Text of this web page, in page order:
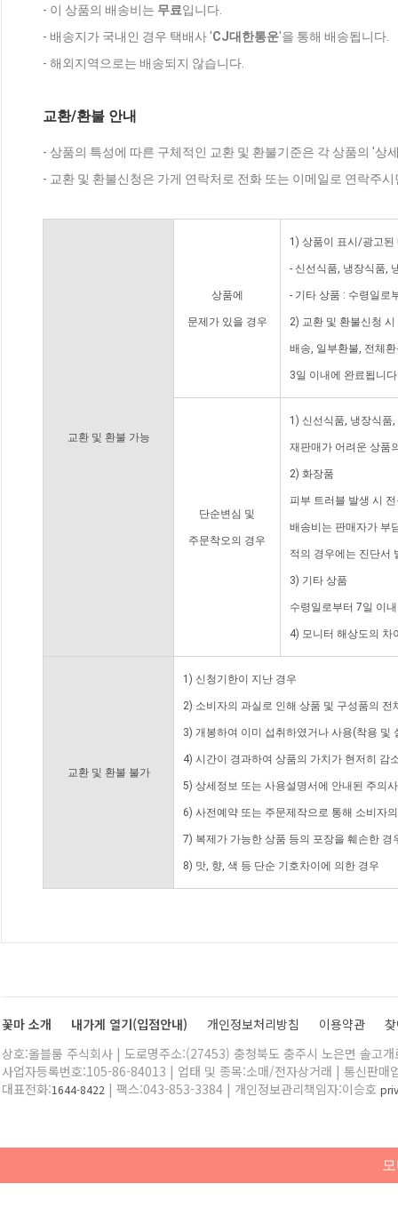
- 이 상품의 배송비는 무료입니다.
- 배송지가 국내인 경우 택배사 'CJ대한통운'을 통해 배송됩니다.
- 해외지역으로는 배송되지 않습니다.
교환/환불 안내
- 상품의 특성에 따른 구체적인 교환 및 환불기준은 각 상품의 '상
- 교환 및 환불신청은 가게 연락처로 전화 또는 이메일로 연락주
교환 및 환불 가능
상품에
문제가 있을 경우
1) 상품이 표시/광고된
- 신선식품, 냉장식품,
- 기타 상품 : 수령일로
2) 교환 및 환불신청
배송, 일부환불, 전체
3일 이내에 완료됩니
단순변심 및
주문착오의 경우
1) 신선식품, 냉장식품
재판매가 어려운 상품
2) 화장품
피부 트러블 발생 시
배송비는 판매자가 부
적의 경우에는 진단서
3) 기타 상품
수령일로부터 7일 이
4) 모니터 해상도의 차
교환 및 환불 불가
1) 신청기한이 지난 경우
2) 소비자의 과실로 인해 상품 및 구성품의
3) 개봉하여 이미 섭취하였거나 사용(착용 및
4) 시간이 경과하여 상품의 가치가 현저히 감
5) 상세정보 또는 사용설명서에 안내된 주의
6) 사전예약 또는 주문제작으로 통해 소비자
7) 복제가 가능한 상품 등의 포장을 훼손한 경
8) 맛, 향, 색 등 단순 기호차이에 의한 경우
꽃마 소개 내가게 열기(입점안내) 개인정보처리방침 이용약관
상호:올블룸 주식회사 | 도로명주소:(27453) 충청북도 충주시 노은면 솔고
사업자등록번호:105-86-84013 | 업태 및 종목:소매/전자상거래 | 통신판매
대표전화:1644-8422 | 팩스:043-853-3384 | 개인정보관리책임자:이승호